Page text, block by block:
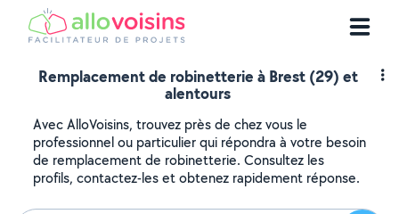
Remplacement de robinetterie à Brest (29) et
alentours
Avec AlloVoisins, trouvez près de chez vous le
professionnel ou particulier qui répondra à votre besoin
de remplacement de robinetterie. Consultez les
profils, contactez-les et obtenez rapidement réponse.